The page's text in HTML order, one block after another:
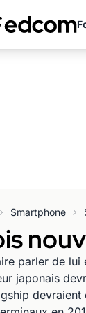
Smartphone
parler de
japonais